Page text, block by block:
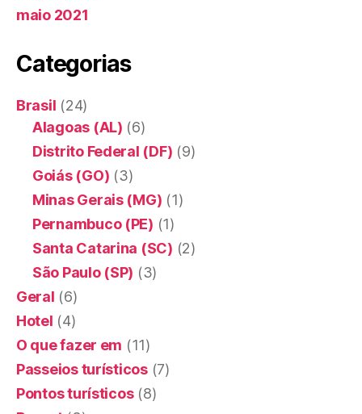
maio 2021
Categorias
Brasil (24)
Alagoas (AL) (6)
Distrito Federal (DF) (9)
Goiás (GO) (3)
Minas Gerais (MG) (1)
Pernambuco (PE) (1)
Santa Catarina (SC) (2)
São Paulo (SP) (3)
Geral (6)
Hotel (4)
O que fazer em (11)
Passeios turísticos(7)
Pontos turísticos(8)